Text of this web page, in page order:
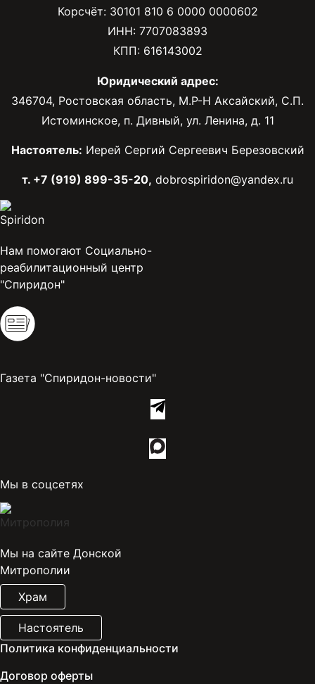
Корсчёт: 30101 810 6 0000 0000602
ИНН: 7707083893
КПП: 616143002
Юридический адрес:
346704, Ростовская область, М.Р-Н Аксайский, С.П.
Истоминское, п. Дивный, ул. Ленина, д. 11
Настоятель: Иерей Сергий Сергеевич Березовский
т. +7 (919) 899-35-20, dobrospiridon@yandex.ru
Нам помогают Социально-
реабилитационный центр
"Спиридон"
Газета "Спиридон-новости"
Мы в соцсетях
Мы на сайте Донской
Митрополии
Храм
Настоятель
Политика конфиденциальности
Договор оферты